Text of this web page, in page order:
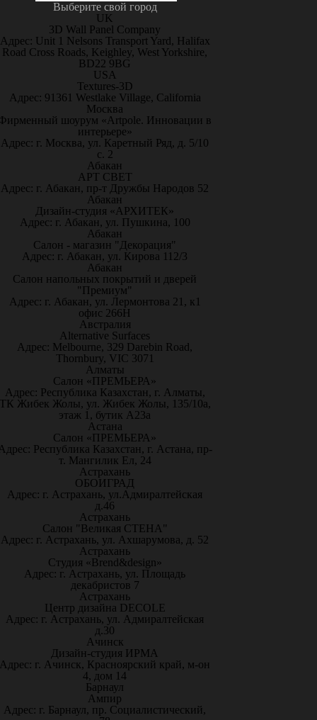
Выберите свой город
UK
3D Wall Panel Company
Адрес: Unit 1 Nelsons Transport Yard, Halifax
Road Cross Roads, Keighley, West Yorkshire,
BD22 9BG
USA
Textures-3D
Адрес: 91361 Westlake Village, California
Москва
шоурум «Artpole. Инновации в
интерьере»
Адрес: г. Москва, ул. Каретный Ряд, д. 5/10
с. 2
Абакан
АРТ СВЕТ
Адрес: г. Абакан, пр-т Дружбы Народов 52
Абакан
Дизайн-студия «АРХИТЕК»
Адрес: г. Абакан, ул. Пушкина, 100
Абакан
Салон - магазин "Декорация"
Адрес: г. Абакан, ул. Кирова 112/3
Абакан
Салон напольных покрытий и дверей
"Премиум"
Адрес: г. Абакан, ул. Лермонтова 21, к1
офис 266Н
Австралия
Alternative Surfaces
Адрес: Melbourne, 329 Darebin Road,
Thornbury, VIC 3071
Алматы
Салон «ПРЕМЬЕРА»
Адрес: Республика Казахстан, г. Алматы,
Жибек Жолы, ул. Жибек Жолы, 135/10а,
этаж 1, бутик А23а
Астана
Салон «ПРЕМЬЕРА»
Республика Казахстан, г. Астана, пр-
т. Мангилик Ел, 24
Астрахань
ОБОИГРАД
Адрес: г. Астрахань, ул.Адмиралтейская
д.46
Астрахань
Салон "Великая СТЕНА"
Адрес: г. Астрахань, ул. Ахшарумова, д. 52
Астрахань
Студия «Brend&design»
Адрес: г. Астрахань, ул. Площадь
декабристов 7
Астрахань
Центр дизайна DECOLE
Адрес: г. Астрахань, ул. Адмиралтейская
д.30
Ачинск
Дизайн-студия ИРМА
Адрес: г. Ачинск, Красноярский край, м-он
4, дом 14
Барнаул
Ампир
Адрес: г. Барнаул, пр. Социалистический,